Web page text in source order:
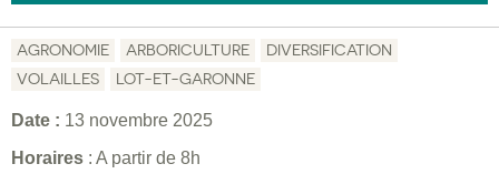
AGRONOMIE ARBORICULTURE
DIVERSIFICATION
VOLAILLES
LOT-ET-GARONNE
Date : 13 novembre 2025
Horaires : A partir de 8h